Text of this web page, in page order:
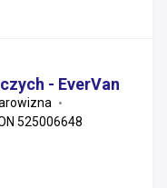
- EverVan
525006648